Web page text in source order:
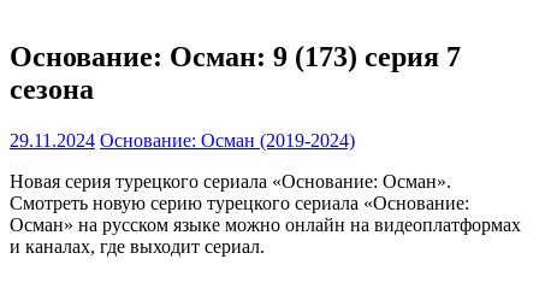
Основание: Осман: 9 (173) серия 7
сезона
29.11.2024 Основание: Осман (2019-2024)
Новая серия турецкого сериала «Основание: Осман».
Смотреть новую серию турецкого сериала «Основание:
Осман» на русском языке можно онлайн на видеоплатформах
и каналах, где выходит сериал.